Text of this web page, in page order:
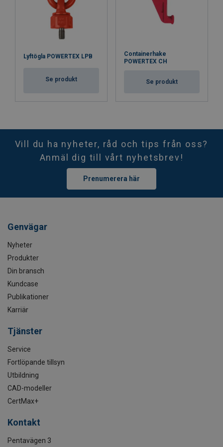
Säkerhetsfaktor:
Lyftögla POWERTEX LPB
Se produkt
Containerhake
POWERTEX CH
Se produkt
Vill du ha nyheter, råd och tips från oss?
Anmäl dig till vårt nyhetsbrev!
Prenumerera här
Genvägar
Nyheter
Produkter
Din bransch
Kundcase
Publikationer
Karriär
Tjänster
Service
Fortlöpande tillsyn
Utbildning
CAD-modeller
CertMax+
Kontakt
Pentavägen 3